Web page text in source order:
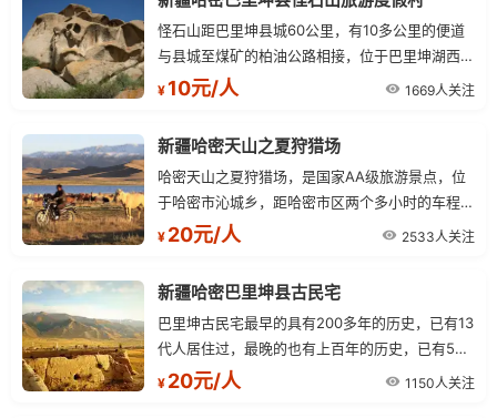
怪石山距巴里坤县城60公里，有10多公里的便道
与县城至煤矿的柏油公路相接，位于巴里坤湖西北
7公里外小夹山的最东端。
¥ 10元/人 1669人关注
新疆哈密天山之夏狩猎场
哈密天山之夏狩猎场，是国家AA级旅游景点，位
于哈密市沁城乡，距哈密市区两个多小时的车程。
狩猎场主要以山地、丘陵、戈壁为主，平均海拔在
¥ 20元/人 2533人关注
新疆哈密巴里坤县古民宅
巴里坤古民宅最早的具有200多年的历史，已有13
代人居住过，最晚的也有上百年的历史，已有5代
人居住过，完整和较完整的有五家，门楼9座，门
¥ 20元/人 1150人关注